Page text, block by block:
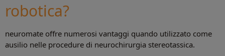
robotica?
neuromate offre numerosi vantaggi quando utilizzato come
ausilio nelle procedure di neurochirurgia stereotassica.